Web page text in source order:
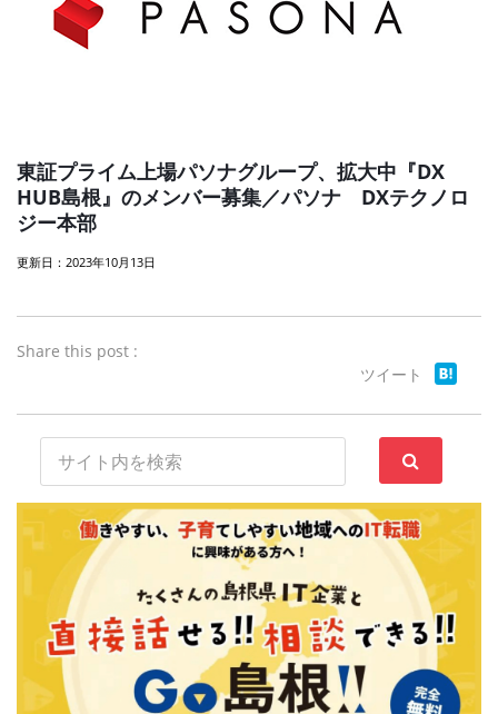
東証プライム上場パソナグループ、拡大中『DX
HUB島根』のメンバー募集／パソナ DXテクノロ
ジー本部
更新日：2023年10月13日
Share this post :
ツイート
内
検